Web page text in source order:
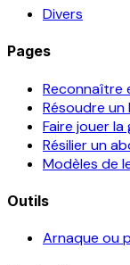
Divers
Pages
Reconnaître
Résoudre
Faire jouer
Résilier un
Modèles de
Outils
Arnaque ou